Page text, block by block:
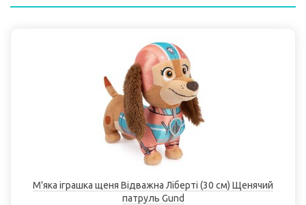
М'яка іграшка щеня Відважна Ліберті (30 см) Щенячий
патруль Gund